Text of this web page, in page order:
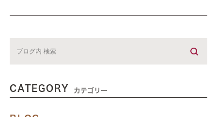
CATEGORY カテゴリー